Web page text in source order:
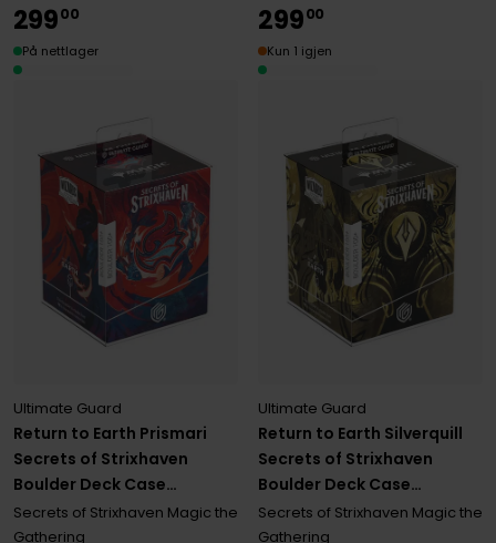
Return to Earth Prismari
Secrets of Strixhaven
Boulder Deck Case
Standard Size (100+)
Ultimate Guard
Secrets of Strixhaven Magic the
Gathering
29900
På nettlager
Return to Earth Silverquill
Secrets of Strixhaven
Boulder Deck Case
Standard Size (100+)
Ultimate Guard
Secrets of Strixhaven Magic the
Gathering
29900
Kun 1 igjen